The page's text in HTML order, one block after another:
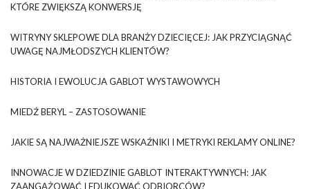
KTÓRE ZWIĘKSZĄ KONWERSJĘ
WITRYNY SKLEPOWE DLA BRANŻY DZIECIĘCEJ: JAK PRZYCIĄGNĄĆ
UWAGĘ NAJMŁODSZYCH KLIENTÓW?
HISTORIA I EWOLUCJA GABLOT WYSTAWOWYCH
MIEDŹ BERYL – ZASTOSOWANIE
JAKIE SĄ NAJWAŻNIEJSZE WSKAŹNIKI I METRYKI REKLAMY ONLINE?
INNOWACJE W DZIEDZINIE GABLOT INTERAKTYWNYCH: JAK
ZAANGAŻOWAĆ I EDUKOWAĆ ODBIORCÓW?